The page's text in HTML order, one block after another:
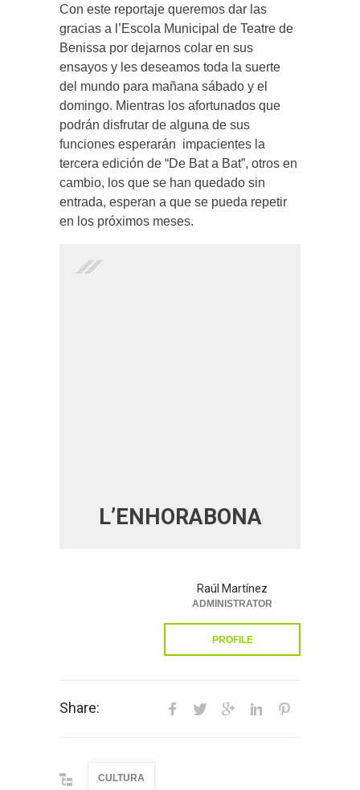
Con este reportaje queremos dar las
gracias a l’Escola Municipal de Teatre de
Benissa por dejarnos colar en sus
ensayos y les deseamos toda la suerte
del mundo para mañana sábado y el
domingo. Mientras los afortunados que
podrán disfrutar de alguna de sus
funciones esperarán impacientes la
tercera edición de “De Bat a Bat”, otros en
cambio, los que se han quedado sin
entrada, esperan a que se pueda repetir
en los próximos meses.
L’ENHORABONA
Raúl Martínez
ADMINISTRATOR
PROFILE
Share:
CULTURA